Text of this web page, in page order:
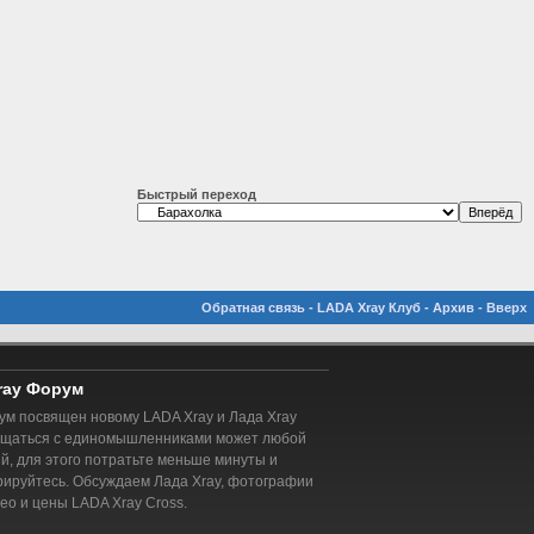
Быстрый переход
Обратная связь - LADA Xray Клуб - Архив - Вверх
Форум
посвящен новому LADA Xray и Лада Xray
с единомышленниками может любой
для этого потратьте меньше минуты и
Обсуждаем Лада Xray, фотографии
и цены LADA Xray Cross.